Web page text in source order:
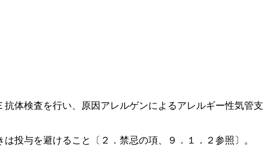
体検査を行い、原因アレルゲンによるアレルギー性気管支
投与を避けること〔２．禁忌の項、９．１．２参照〕。